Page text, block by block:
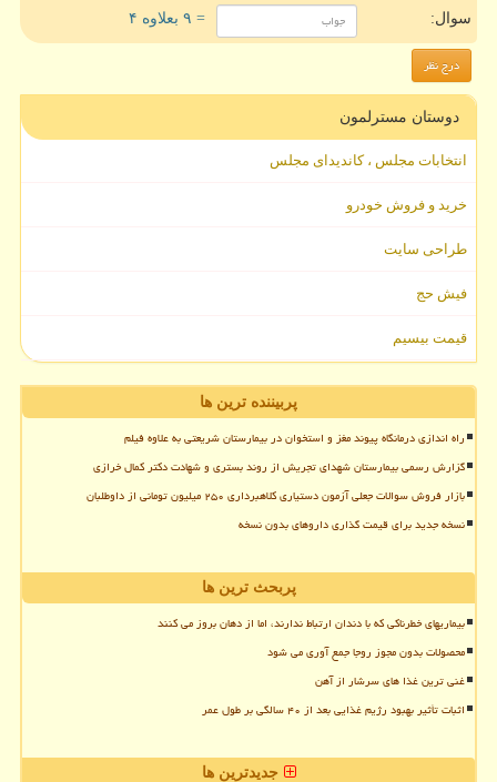
سوال: = ۹ بعلاوه ۴
دوستان مسترلمون
انتخابات مجلس ، کاندیدای مجلس
خرید و فروش خودرو
طراحی سایت
فیش حج
قیمت بیسیم
پربیننده ترین ها
راه اندازی درمانگاه پیوند مغز و استخوان در بیمارستان شریعتی به علاوه فیلم
گزارش رسمی بیمارستان شهدای تجریش از روند بستری و شهادت دکتر کمال خرازی
بازار فروش سوالات جعلی آزمون دستیاری کلاهبرداری ۲۵۰ میلیون تومانی از داوطلبان
نسخه جدید برای قیمت گذاری داروهای بدون نسخه
پربحث ترین ها
بیماریهای خطرناکی که با دندان ارتباط ندارند، اما از دهان بروز می کنند
محصولات بدون مجوز روجا جمع آوری می شود
غنی ترین غذا های سرشار از آهن
اثبات تأثیر بهبود رژیم غذایی بعد از ۴۰ سالگی بر طول عمر
جدیدترین ها